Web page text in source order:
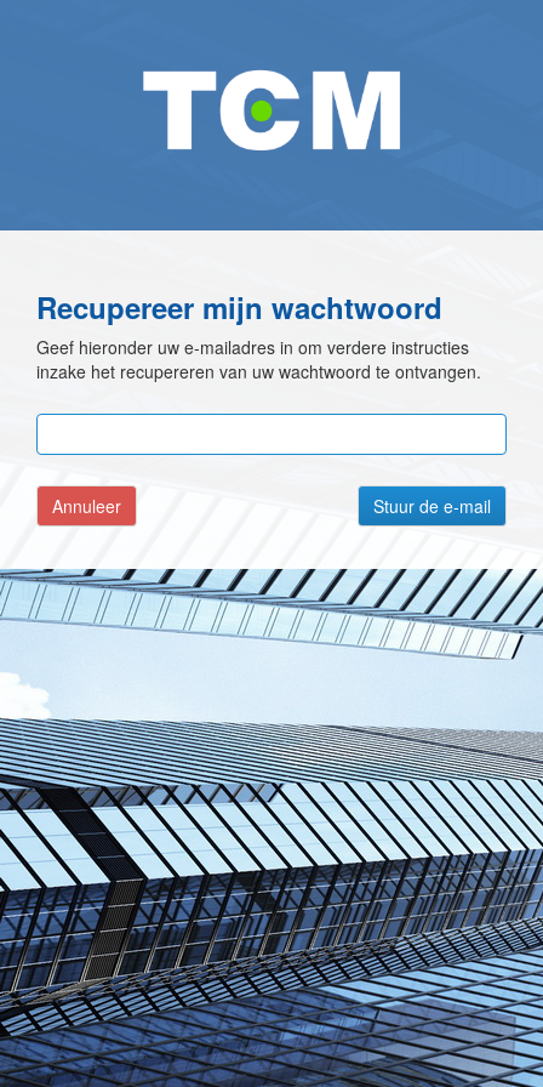
Recupereer mijn wachtwoord
Geef hieronder uw e-mailadres in om verdere instructies
inzake het recupereren van uw wachtwoord te ontvangen.